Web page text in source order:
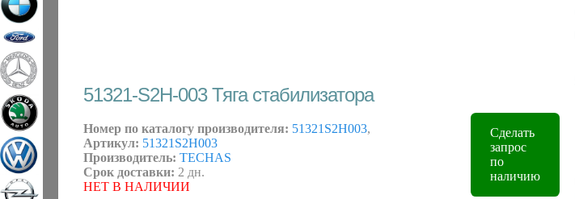
51321-S2H-003 Тяга стабилизатора
Номер по каталогу производителя: 51321S2H003,
Артикул: 51321S2H003
Производитель: TECHAS
Срок доставки: 2 дн.
НЕТ В НАЛИЧИИ
Сделать
запрос
по
наличию